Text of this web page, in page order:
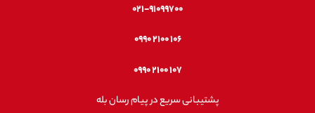
۰۲۱-۹۱۰۹۹۷۰۰
۱۰۶ ۲۱۰۰ ۰۹۹۰
۱۰۷ ۲۱۰۰ ۰۹۹۰
پشتیبانی سریع در پیام رسان بله